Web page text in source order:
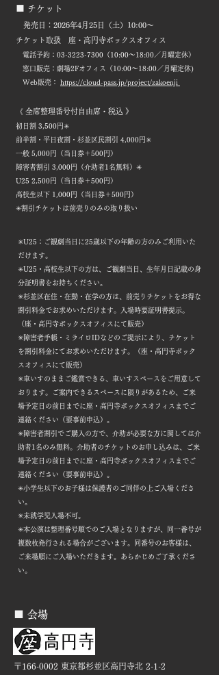
■ チケット
発売日：2026年4月25日（土）10:00～
チケット取扱 座・高円寺ボックスオフィス
電話予約：03-3223-7300（10:00〜18:00／月曜定休）
窓口販売：劇場2Fオフィス（10:00〜18:00／月曜定休)
Web販売： https://cloud-pass.jp/project/zakoenji
​《 全席整理番号付自由席・税込 》
初日割 3,500円✳︎
前半割・平日夜割・杉並区民割引 4,000円✳︎
一般 5,000円（当日券＋500円）
障害者割引 3,000円（介助者1名無料）✳︎
U25 2,500円（当日券＋500円）
高校生以下 1,000円（当日券＋500円）
✳︎割引チケットは前売りのみの取り扱い
✳︎U25：ご観劇当日に25歳以下の年齢の方のみご利用いた
だけます。
✳︎U25・高校生以下の方は、ご観劇当日、生年月日記載の身
分証明書をお持ちください。
✳︎杉並区在住・在勤・在学の方は、前売りチケットをお得な
割引料金でお求めいただけます。入場時要証明書提示。
（座・高円寺ボックスオフィスにて販売）
✳︎障害者手帳・ミライロIDなどのご提示により、チケット
を割引料金にてお求めいただけます。（座・高円寺ボック
スオフィスにて販売）
✳︎車いすのままご鑑賞できる、車いすスペースをご用意して
おります。ご案内できるスペースに限りがあるため、ご来
場予定日の前日までに座・高円寺ボックスオフィスまでご
連絡ください（要事前申込）。
✳︎障害者割引でご購入の方で、介助が必要な方に関しては介
助者1名のみ無料。介助者のチケットのお申し込みは、ご来
場予定日の前日までに座・高円寺ボックスオフィスまでご
連絡ください（要事前申込）。
✳︎小学生以下のお子様は保護者のご同伴の上ご入場くださ
い。
✳︎未就学児入場不可。
✳︎本公演は整理番号順でのご入場となりますが、同一番号が
複数枚発行される場合がございます。同番号のお客様は、
ご来場順にご入場いただきます。あらかじめご了承くださ
い。
■ 会場
〒166-0002 東京都杉並区高円寺北 2-1-2